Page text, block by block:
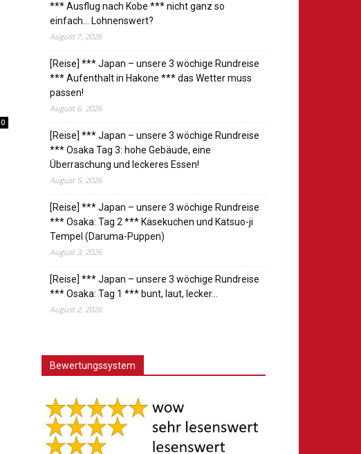
0
*** Ausflug nach Kobe *** nicht ganz so
einfach… Lohnenswert?
August 7, 2026
[Reise] *** Japan – unsere 3 wöchige Rundreise
*** Aufenthalt in Hakone *** das Wetter muss
passen!
August 6, 2026
[Reise] *** Japan – unsere 3 wöchige Rundreise
*** Osaka Tag 3: hohe Gebäude, eine
Überraschung und leckeres Essen!
August 5, 2026
[Reise] *** Japan – unsere 3 wöchige Rundreise
*** Osaka: Tag 2 *** Käsekuchen und Katsuo-ji
Tempel (Daruma-Puppen)
August 3, 2026
[Reise] *** Japan – unsere 3 wöchige Rundreise
*** Osaka: Tag 1 *** bunt, laut, lecker…
August 2, 2026
Bewertungssystem